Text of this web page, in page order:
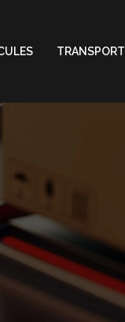
TRANSPORT